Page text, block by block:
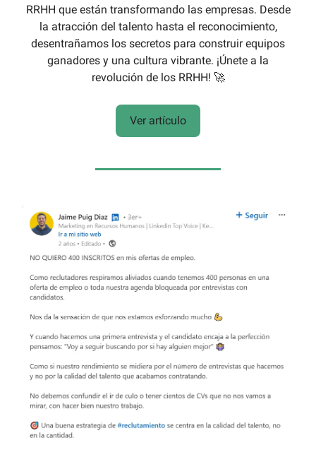
RRHH que están transformando las empresas. Desde
la atracción del talento hasta el reconocimiento,
desentrañamos los secretos para construir equipos
ganadores y una cultura vibrante. ¡Únete a la
revolución de los RRHH! 🚀
Ver artículo